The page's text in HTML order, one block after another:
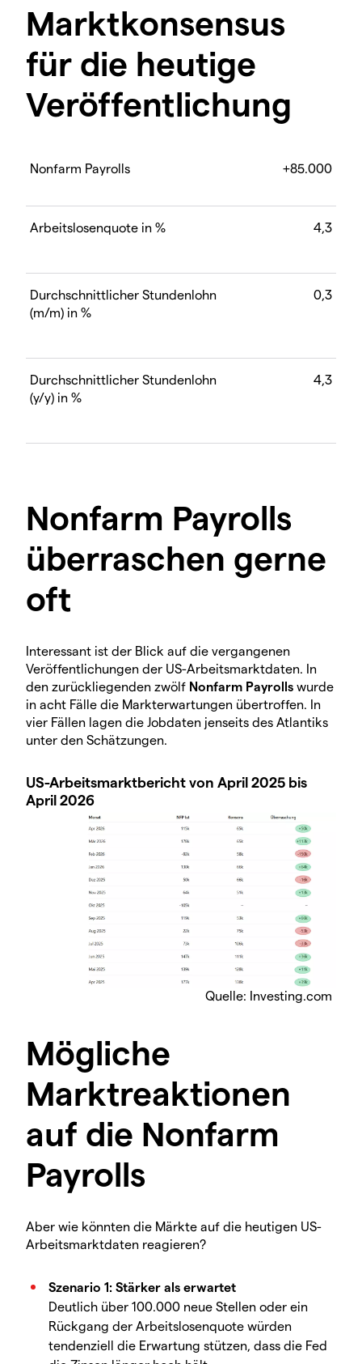
Marktkonsensus
für die heutige
Veröffentlichung
Nonfarm Payrolls +85.000
Arbeitslosenquote in % 4,3
Durchschnittlicher Stundenlohn
(m/m) in %
0,3
Durchschnittlicher Stundenlohn
(y/y) in %
4,3
Nonfarm Payrolls
überraschen gerne
oft
Interessant ist der Blick auf die vergangenen
Veröffentlichungen der US-Arbeitsmarktdaten. In
den zurückliegenden zwölf Nonfarm Payrolls wurde
in acht Fälle die Markterwartungen übertroffen. In
vier Fällen lagen die Jobdaten jenseits des Atlantiks
unter den Schätzungen.
US-Arbeitsmarktbericht von April 2025 bis
April 2026
Quelle: Investing.com
Mögliche
Marktreaktionen
auf die Nonfarm
Payrolls
Aber wie könnten die Märkte auf die heutigen US-
Arbeitsmarktdaten reagieren?
Szenario 1: Stärker als erwartet
Deutlich über 100.000 neue Stellen oder ein
Rückgang der Arbeitslosenquote würden
tendenziell die Erwartung stützen, dass die Fed